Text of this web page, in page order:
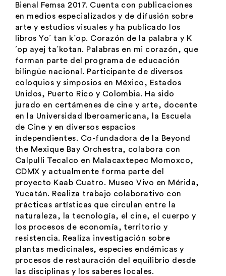
Bienal Femsa 2017. Cuenta con publicaciones
en medios especializados y de difusión sobre
arte y estudios visuales y ha publicado los
libros Yo´ tan k´op. Corazón de la palabra y K
´op ayej ta´kotan. Palabras en mi corazón, que
forman parte del programa de educación
bilingüe nacional. Participante de diversos
coloquios y simposios en México, Estados
Unidos, Puerto Rico y Colombia. Ha sido
jurado en certámenes de cine y arte, docente
en la Universidad Iberoamericana, la Escuela
de Cine y en diversos espacios
independientes. Co-fundadora de la Beyond
the Mexique Bay Orchestra, colabora con
Calpulli Tecalco en Malacaxtepec Momoxco,
CDMX y actualmente forma parte del
proyecto Kaab Cuatro. Museo Vivo en Mérida,
Yucatán. Realiza trabajo colaborativo con
prácticas artísticas que circulan entre la
naturaleza, la tecnología, el cine, el cuerpo y
los procesos de economía, territorio y
resistencia. Realiza investigación sobre
plantas medicinales, especies endémicas y
procesos de restauración del equilibrio desde
las disciplinas y los saberes locales.